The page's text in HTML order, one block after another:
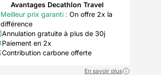
Avantages Decathlon Travel
Meilleur prix garanti : On offre 2x la
différence
Annulation gratuite à plus de 30j
Paiement en 2x
Contribution carbone offerte
En savoir plus